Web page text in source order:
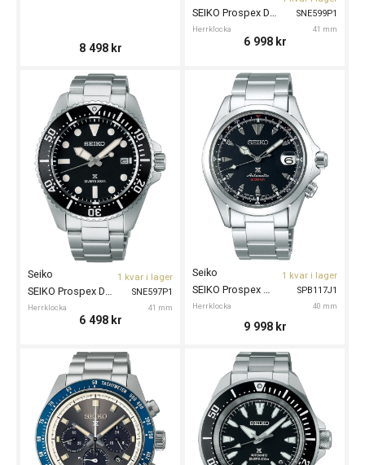
8 498 kr
SNE599P1
Herrklocka 41 mm
SEIKO Prospex Divers 41mm
6 998 kr
SNE597P1
Seiko
Herrklocka 41 mm
SEIKO Prospex Divers 41mm
1 kvar i lager
6 498 kr
SPB117J1
Seiko
Herrklocka 40 mm
SEIKO Prospex Alpinist 40mm
1 kvar i lager
9 998 kr